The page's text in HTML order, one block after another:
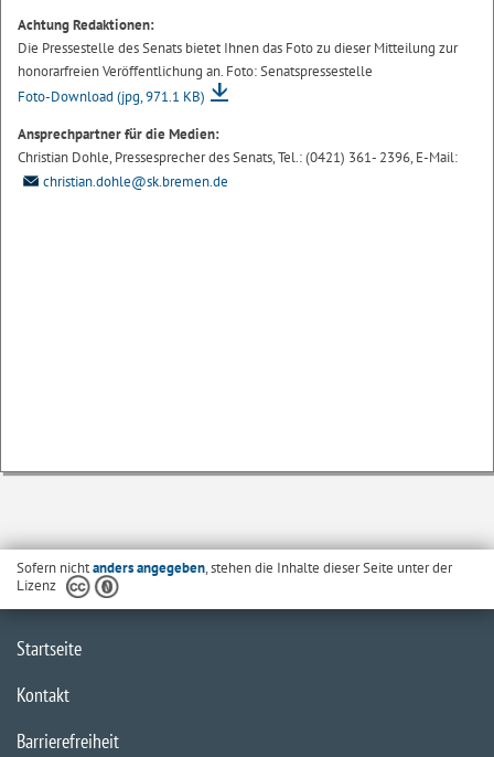
Achtung Redaktionen:
Die Pressestelle des Senats bietet Ihnen das Foto zu dieser Mitteilung zur
honorarfreien Veröffentlichung an. Foto: Senatspressestelle
Foto-Download (jpg, 971.1 KB)
Ansprechpartner für die Medien:
Christian Dohle, Pressesprecher des Senats, Tel.: (0421) 361- 2396, E-Mail:
christian.dohle@sk.bremen.de
Sofern nichtanders angegeben, stehen die Inhalte dieser Seite unter der
Lizenz
Startseite
Kontakt
Barrierefreiheit